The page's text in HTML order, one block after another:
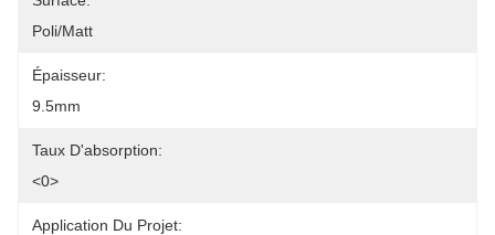
Poli/Matt
Épaisseur:
9.5mm
Taux D'absorption:
<0>
Application Du Projet: